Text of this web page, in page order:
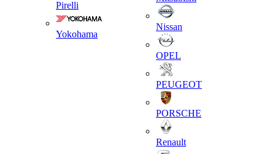
Pirelli
Yokohama
Nissan
OPEL
PEUGEOT
PORSCHE
Renault